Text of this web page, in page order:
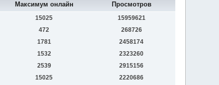
Максимум онлайн Просмотров
15025
15959621
472
268726
1781
2458174
1532
2323260
2539
2915156
15025
2220686